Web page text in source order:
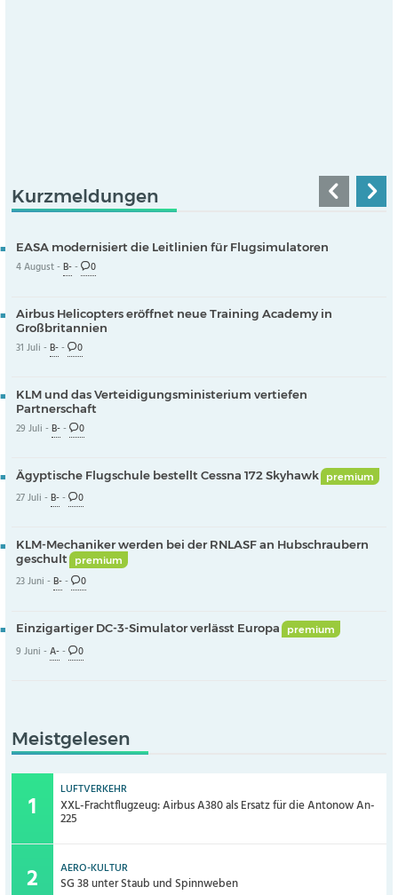
Kurzmeldungen
EASA modernisiert die Leitlinien für Flugsimulatoren
4 August -B-- 0
Airbus Helicopters eröffnet neue Training Academy in
Großbritannien
31 Juli -B-- 0
KLM und das Verteidigungsministerium vertiefen
Partnerschaft
29 Juli -B-- 0
Ägyptische Flugschule bestellt Cessna 172 Skyhawk premium
27 Juli -B-- 0
KLM-Mechaniker werden bei der RNLASF an Hubschraubern
geschult
premium
23 Juni -B-- 0
Einzigartiger DC-3-Simulator verlässt Europa premium
9 Juni -A-- 0
Meistgelesen
LUFTVERKEHR
XXL-Frachtflugzeug: Airbus A380 als Ersatz für die Antonow An-
225
AERO-KULTUR
SG 38 unter Staub und Spinnweben